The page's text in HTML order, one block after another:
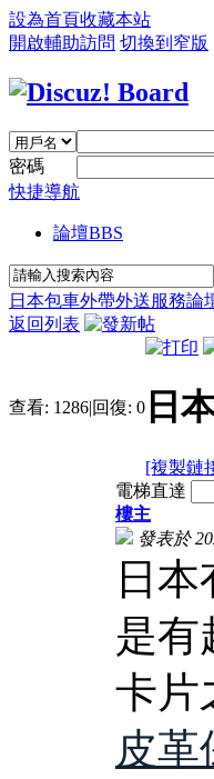
設為首頁收藏本站
開啟輔助訪問 切換到窄版
密碼
快捷導航
論壇BBS
日本包車外帶外送服務論
返回列表
查看: 1286|回復: 0 日
[複製鏈
電梯直達
樓主
發表於
日
是有
卡片
皮革